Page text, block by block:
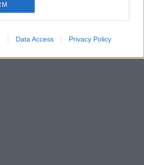
Data Access Privacy Policy
„érzelmi munkát” igényel, ami